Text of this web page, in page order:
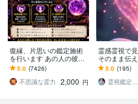
復縁、片思いの鑑定施術
を行います あの人の彼
女・彼氏になりたい 辛い
恋愛をしている方
5.0 (7426)
不思議な霊力
2,000 円
霊感霊視で
そのまま伝
視×チャネリ
れから未来
す
5.0 (195)
霊視鑑定師 颯真